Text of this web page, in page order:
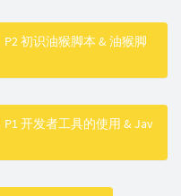
P2 初识油猴脚本 & 油猴脚
P1 开发者工具的使用 & Jav